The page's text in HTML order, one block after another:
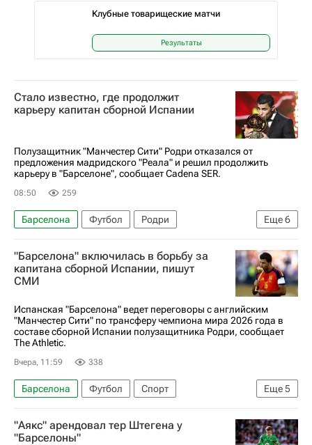
Клубные товарищеские матчи
Результаты
Стало известно, где продолжит
карьеру капитан сборной Испании
Полузащитник "Манчестер Сити" Родри отказался от
предложения мадридского "Реала" и решил продолжить
карьеру в "Барселоне", сообщает Cadena SER.
08:50 259
Еще6
Барселона Футбол
Родри
Манчестер Сити
Реал Мадрид
Спорт
Трансферы
Трансферы в АПЛ
Трансферы в Ла Лиге (Примере)
"Барселона" включилась в борьбу за
капитана сборной Испании, пишут
СМИ
Испанская "Барселона" ведет переговоры с английским
"Манчестер Сити" по трансферу чемпиона мира 2026 года в
составе сборной Испании полузащитника Родри, сообщает
The Athletic.
Вчера, 11:59 338
Еще5
Барселона Футбол
Спорт
АПЛ 2026-2027 (Чемпионат Англии по футболу)
Родри
Манчестер Сити
Реал Мадрид
"Аякс" арендовал тер Штегена у
"Барселоны"